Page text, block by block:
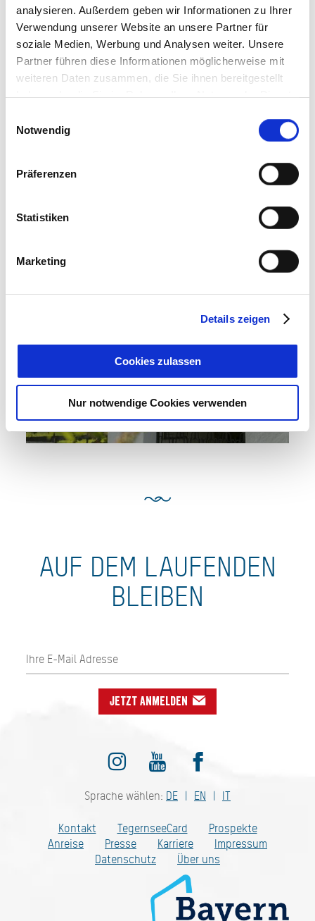
analysieren. Außerdem geben wir Informationen zu Ihrer
Verwendung unserer Website an unsere Partner für
soziale Medien, Werbung und Analysen weiter. Unsere
Partner führen diese Informationen möglicherweise mit
weiteren Daten zusammen, die Sie ihnen bereitgestellt
haben oder die Sie im Rahmen Ihrer Nutzung der Dienste
Cookies, wenn Sie unsere Webseite weiterhin nutzen.
Notwendig
Präferenzen
Statistiken
Marketing
Details zeigen
Cookies zulassen
Nur notwendige Cookies verwenden
St. Eligius-Roßkapelle von Ellmau
Ecke Elmauer Straße
83700 Rottach-Egern
jetzt Route planen
AUF DEM LAUFENDEN
BLEIBEN
Jetzt anmelden
Sprache wählen: DE EN IT
Kontakt TegernseeCard
Prospekte
Anreise
Presse Karriere
Impressum
Datenschutz
Über uns